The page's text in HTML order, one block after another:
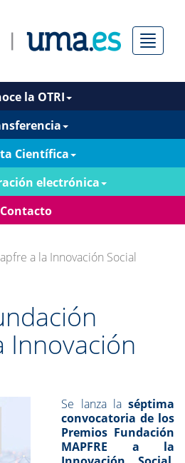
Menú
la OTRI
Científica
electrónica
Contacto
a la Innovación Social
Innovación
Se lanza la séptima
convocatoria de los
Premios Fundación
MAPFRE a la